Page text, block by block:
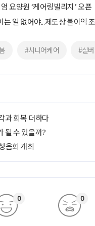
요양원 ‘케어링빌리지’ 오픈
일 없어야...제도상 불이익
#시니어케어 #실
과 회복 더하다
될 수 있을까?
음회 개최
0 0